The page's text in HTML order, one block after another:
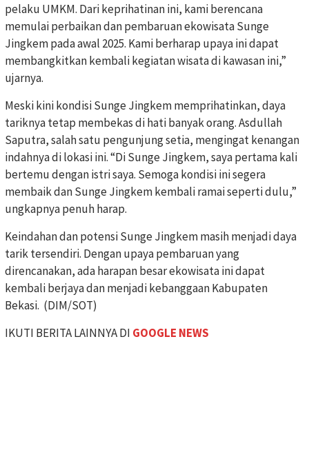
pelaku UMKM. Dari keprihatinan ini, kami berencana
memulai perbaikan dan pembaruan ekowisata Sunge
Jingkem pada awal 2025. Kami berharap upaya ini dapat
membangkitkan kembali kegiatan wisata di kawasan ini,”
ujarnya.
Meski kini kondisi Sunge Jingkem memprihatinkan, daya
tariknya tetap membekas di hati banyak orang. Asdullah
Saputra, salah satu pengunjung setia, mengingat kenangan
indahnya di lokasi ini. “Di Sunge Jingkem, saya pertama kali
bertemu dengan istri saya. Semoga kondisi ini segera
membaik dan Sunge Jingkem kembali ramai seperti dulu,”
ungkapnya penuh harap.
Keindahan dan potensi Sunge Jingkem masih menjadi daya
tarik tersendiri. Dengan upaya pembaruan yang
direncanakan, ada harapan besar ekowisata ini dapat
kembali berjaya dan menjadi kebanggaan Kabupaten
Bekasi. (DIM/SOT)
IKUTI BERITA LAINNYA DI GOOGLE NEWS